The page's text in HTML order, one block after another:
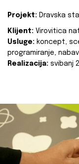
Projekt: Dravska
Klijent: Virovitica
Usluge: koncept,
programiranje,
Realizacija: svibanj